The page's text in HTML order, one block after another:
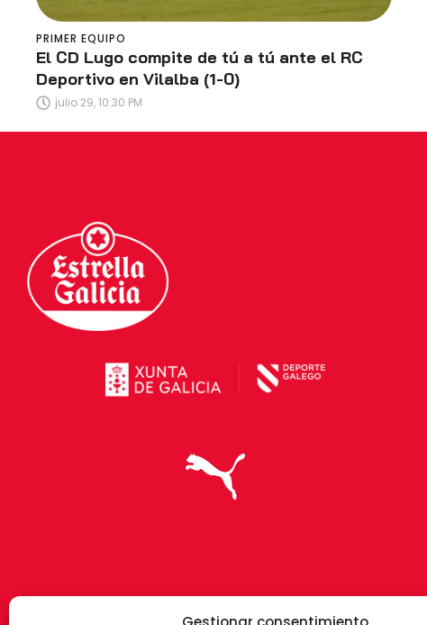
PRIMER EQUIPO
El CD Lugo compite de tú a tú ante el RC
Deportivo en Vilalba (1-0)
julio 29, 10:30 PM